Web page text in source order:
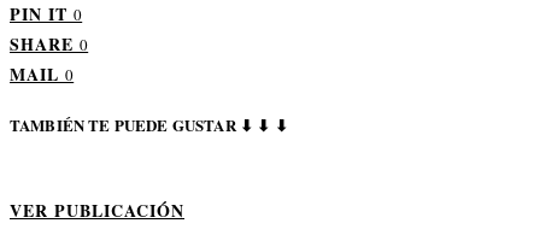
PIN IT 0
SHARE 0
MAIL 0
TAMBIÉN TE PUEDE GUSTAR ⬇ ⬇ ⬇
VER PUBLICACIÓN